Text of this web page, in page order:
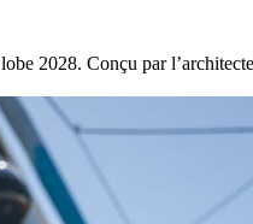
2028. Conçu par